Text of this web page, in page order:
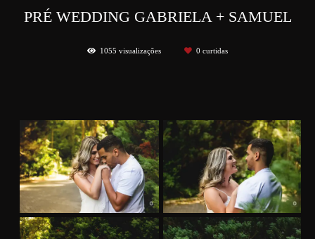
PRÉ WEDDING GABRIELA + SAMUEL
1055 visualizações 0 curtidas